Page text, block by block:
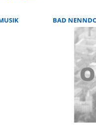
nutzt
bietet.
aus
loben
Bogen
umfasste
BAD